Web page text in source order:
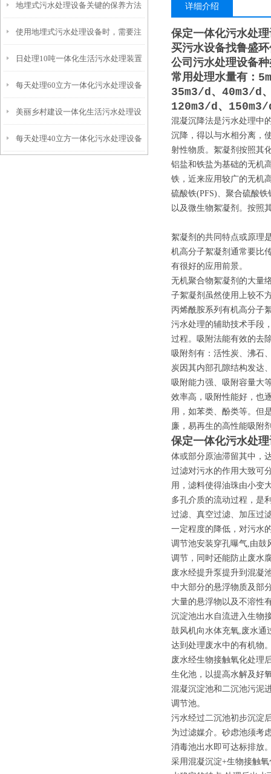
特点呢？
地埋式污水处理设备关键的保养方法
使用地埋式污水处理设备时，需要注
意以下事项
日处理10吨一体化生活污水处理装置
每天处理60立方一体化污水处理设备
美丽乡村建设一体化生活污水处理设
备
每天处理40立方一体化污水处理设备
详细介绍
保定一体化污水处
买污水设备找鲁盛
公司污水处理设备
常用处理水量有：
35m3/d、40m3/d
120m3/d、
混凝沉降法是污水处理中
沉降，得以与水相分离，
射性物质。絮凝剂按照其
铝盐和铁盐为基础的无机
铁，近来应用较广的无机
硫酸铁(PFS)、聚合硫酸
以及微生物絮凝剂。按照
絮凝剂的共同特点或原理
机高分子絮凝剂通常要比
有很好的应用前景。
无机聚合物絮凝剂的大量
子絮凝剂虽然使用上较不
丙烯酰胺系列有机高分子
污水处理的辅助技术手段
过程。吸附法能有效的去
吸附剂有：活性炭、沸石
炭因其内部孔隙结构发达
吸附能力强、吸附容量大
效率高，吸附性能好，也
用，如苯类、酚类等。但
廉，易再生的高性能吸附
保定一体化污水处
体或部分原油滞留其中，
过滤对污水的作用大致可
用，滤料使得油珠由小变
多孔介质的流动过程，是
过滤、真空过滤、加压过
一定程度的降低，对污水
调节池安装穿孔曝气,由鼓
调节，同时还能防止废水
废水经提升泵提升到混凝
中大部分的悬浮物质及部
大量的悬浮物以及不溶性
沉淀池出水自流进入生物
鼓风机向水体充氧,废水通
达到处理废水中的有机物
废水经生物接触氧化处理
生化池，以提高水解及好
混凝沉淀池和二沉池污泥
调节池。
污水经过二沉池初步沉淀
为过滤媒介。砂虑池须考
消毒池出水即可达标排放
采用混凝沉淀+生物接触